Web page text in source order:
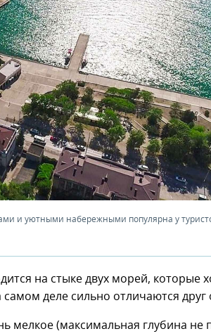
и уютными набережными популярна у
на стыке двух морей, которые
деле сильно отличаются друг
мелкое (максимальная глубина не